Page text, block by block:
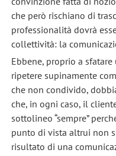
che però rischiano di
professionalità dovrà
collettività: la
Ebbene, proprio a
ripetere supinamente
che non condivido,
che, in ogni caso, il
sottolineo “sempre”
punto di vista altrui non
risultato di una